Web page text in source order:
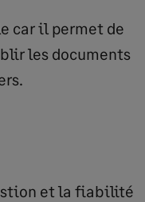
car il permet de
les documents
et la fiabilité